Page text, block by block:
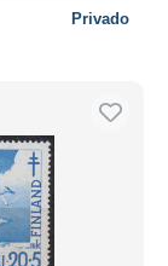
Privado